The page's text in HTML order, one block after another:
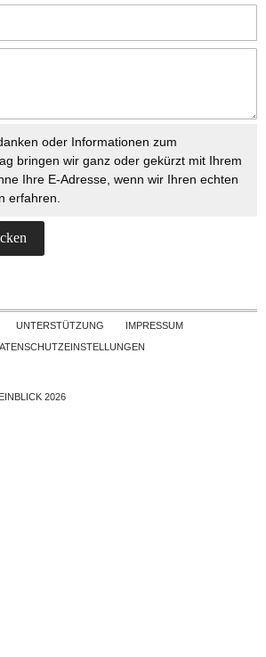
oder Informationen zum
bringen wir ganz oder gekürzt mit Ihrem
Ihre E-Adresse, wenn wir Ihren echten
erfahren.
Skip to content
UNTERSTÜTZUNG
IMPRESSUM
2026